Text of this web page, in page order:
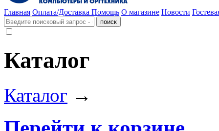
Главная Оплата/Доставка Помощь О магазине Новости
Каталог
Каталог →